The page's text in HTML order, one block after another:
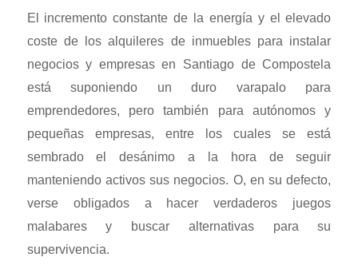
El incremento constante de la energía y el elevado
coste de los alquileres de inmuebles para instalar
negocios y empresas en Santiago de Compostela
está suponiendo un duro varapalo para
emprendedores, pero también para autónomos y
pequeñas empresas, entre los cuales se está
sembrado el desánimo a la hora de seguir
manteniendo activos sus negocios. O, en su defecto,
verse obligados a hacer verdaderos juegos
malabares y buscar alternativas para su
supervivencia.